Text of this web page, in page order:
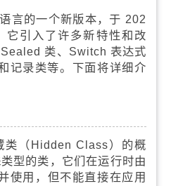
言的一个新版本，于 202
引入了许多新特性和改
类、Switch 表达式
记录类等。下面将详细介
类（Hidden Class）的概
型的类，它们在运行时由
使用，但不能直接在应用